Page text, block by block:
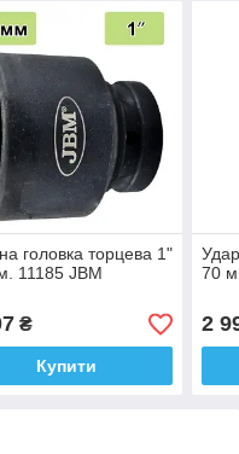
головка торцева 1"
11185 JBM
₴
Купити
70
2